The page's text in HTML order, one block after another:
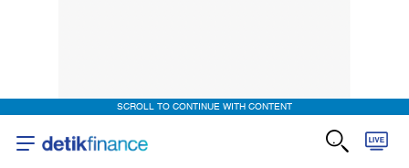
SCROLL TO CONTINUE WITH CONTENT